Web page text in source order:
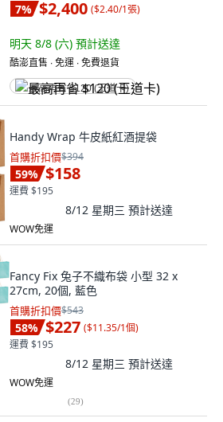
7% $2,400 ($2.40/1張)
明天 8/8 (六) 預計送達
酷澎直售 ∙ 免運 ∙ 免費退貨
最高再省 $120 (王道卡)
Handy Wrap 牛皮紙紅酒提袋
首購折扣價$394
59% $158
運費 $195
8/12 星期三 預計送達
WOW免運
Fancy Fix 兔子不織布袋 小型 32 x
27cm, 20個, 藍色
首購折扣價$543
58% $227 ($11.35/1個)
運費 $195
8/12 星期三 預計送達
WOW免運
(29)